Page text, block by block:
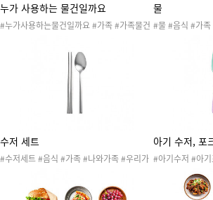
누가 사용하는 물건일까요
#누가사용하는물건일까요 #가족 #가족물건
생활도구 #엄마 #아빠 #할머니 #할아버지 #
언니 #오빠 #누나 #형 #나 #동생 #아기 #포
스터 #벽보 #나와가족포스터 #나와가족벽보
#교구재 #20260504가족2
물
#물 #음식 #가
#젓가락 #포크
수저 세트
#수저세트 #음식 #가족 #나와가족 #우리가
숟가락 #젓가락 #포크
아기 수저, 포
#아기수저 #아
족 #우리가족 #
#식기류 #숟가